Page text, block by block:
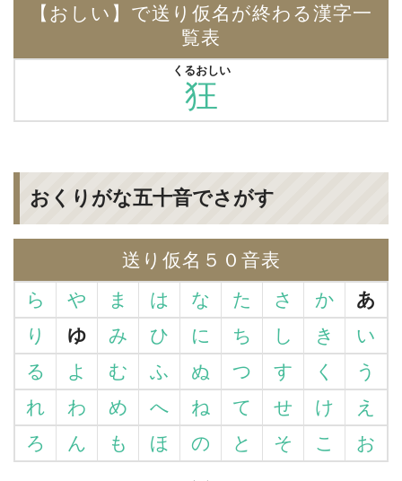
【おしい】で送り仮名が終わる漢字一
覧表
狂
くるおしい
おくりがな五十音でさがす
送り仮名５０音表
ら
や ま は な た さ か
あ
り
ゆ み ひ に ち し き
い
る
よ む ふ ぬ つ す く
う
れ
わ め へ ね て せ け
え
ろ
ん も ほ の と そ こ お